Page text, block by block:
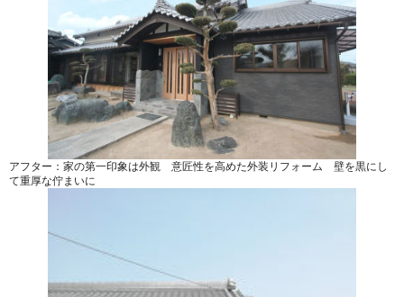
アフター：家の第一印象は外観 意匠性を高めた外装リフォーム 壁を黒にし
て重厚な佇まいに